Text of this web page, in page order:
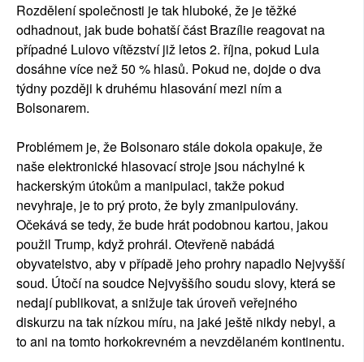
Rozdělení společnosti je tak hluboké, že je těžké
odhadnout, jak bude bohatší část Brazílie reagovat na
případné Lulovo vítězství již letos 2. října, pokud Lula
dosáhne více než 50 % hlasů. Pokud ne, dojde o dva
týdny později k druhému hlasování mezi ním a
Bolsonarem.
Problémem je, že Bolsonaro stále dokola opakuje, že
naše elektronické hlasovací stroje jsou náchylné k
hackerským útokům a manipulaci, takže pokud
nevyhraje, je to prý proto, že byly zmanipulovány.
Očekává se tedy, že bude hrát podobnou kartou, jakou
použil Trump, když prohrál. Otevřeně nabádá
obyvatelstvo, aby v případě jeho prohry napadlo Nejvyšší
soud. Útočí na soudce Nejvyššího soudu slovy, která se
nedají publikovat, a snižuje tak úroveň veřejného
diskurzu na tak nízkou míru, na jaké ještě nikdy nebyl, a
to ani na tomto horkokrevném a nevzdělaném kontinentu.